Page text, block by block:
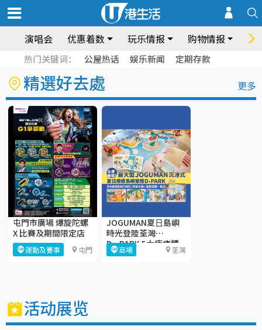
演唱会 优惠着数 玩乐情报 购物情报 饮
热门关键词： 公屋热话 娱乐新闻 定期存款
精選好去處 更多
屯門市廣場 爆旋陀螺
X 比賽及期間限定店
運動及賽事 屯門
JOGUMAN夏⽇島嶼
時光登陸荃灣
D·PARK 5大療癒體
驗區+期間限定店
商場 荃灣
活动展览